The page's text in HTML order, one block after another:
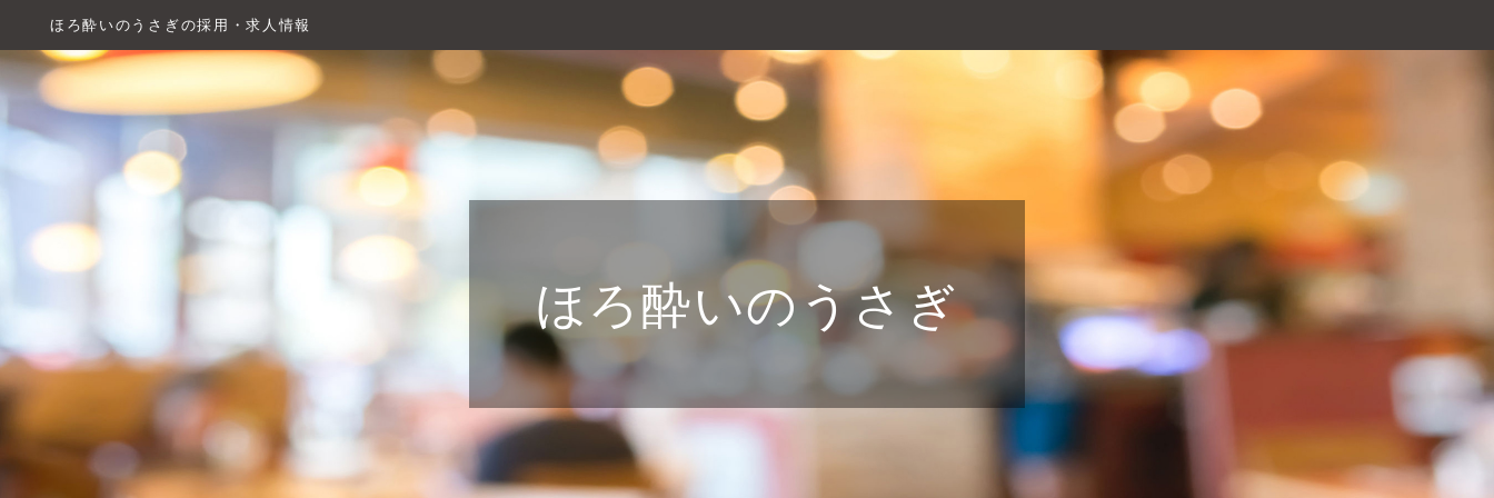
ほろ酔いのうさぎの採用・求人情報
ほろ酔いのうさぎ